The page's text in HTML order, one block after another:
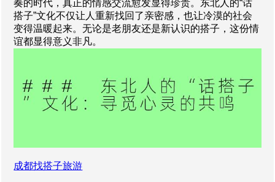
奏的时代，真正的情感交流愈发显得珍贵。东北人的“话
搭子”文化不仅让人重新找回了亲密感，也让冷漠的社会
变得温暖起来。无论是老朋友还是新认识的搭子，这份情
谊都显得意义非凡。
成都找搭子旅游